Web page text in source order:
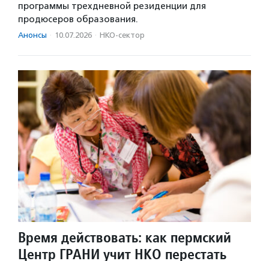
программы трехдневной резиденции для
продюсеров образования.
Анонсы · 10.07.2026 · НКО-сектор
Время действовать: как пермский
Центр ГРАНИ учит НКО перестать